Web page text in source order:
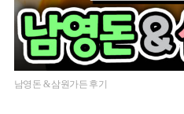
남영돈 & 삼원가든 후기